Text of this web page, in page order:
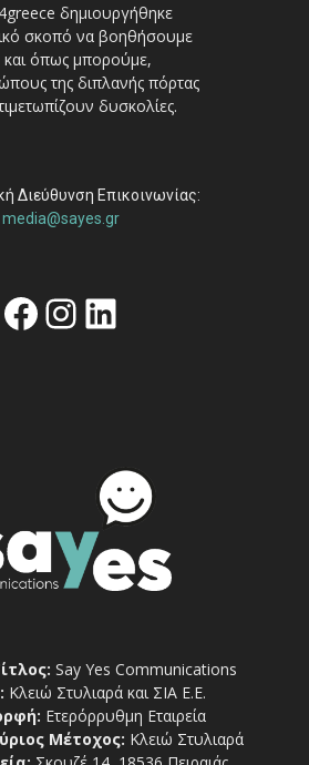
δημιουργήθηκε
σκοπό να βοηθήσουμε
όπως μπορούμε,
της διπλανής πόρτας
δυσκολίες.
Διεύθυνση Επικοινωνίας:
media@sayes.gr
Facebook
Instagram
Linkedin
Say Yes Communications
Κλειώ Στυλιαρά και ΣΙΑ Ε.Ε.
Ετερόρρυθμη Εταιρεία
Μέτοχος: Κλειώ Στυλιαρά